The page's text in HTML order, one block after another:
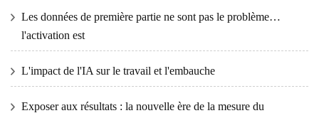
Les données de première partie ne sont pas le problème…
l'activation est
L'impact de l'IA sur le travail et l'embauche
Exposer aux résultats : la nouvelle ère de la mesure du